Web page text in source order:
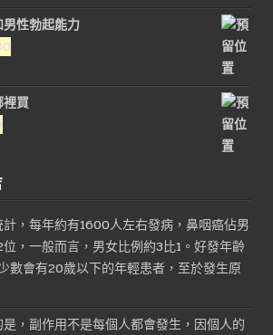
價
格：
NT$800。
性勃起能力
價
格：
裡買
，每年約有1600人左右發病，鼻咽癌佔男
，一般而言，男女比例約3比1。好發年齡
數會有20歲以下的年輕患者，至於發生原
，副作用不是每個人都會發生，因個人的